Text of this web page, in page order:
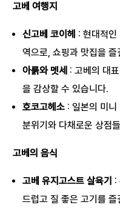
고베 여행지
신고베 코이헤 : 현대적인
역으로, 쇼핑과 맛집을 즐
아룱와 멧세 : 고베의 대
을 감상할 수 있습니다.
호코고헤소 : 일본의 미
분위기와 다채로운 상점
고베의 음식
고베 유지고스트 살육기 :
드럽고 질 좋은 고기를 즐